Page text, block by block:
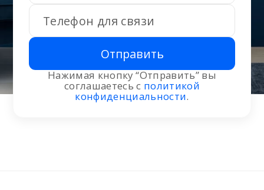
Отправить
Нажимая кнопку “Отправить” вы
соглашаетесь с политикой
конфиденциальности.